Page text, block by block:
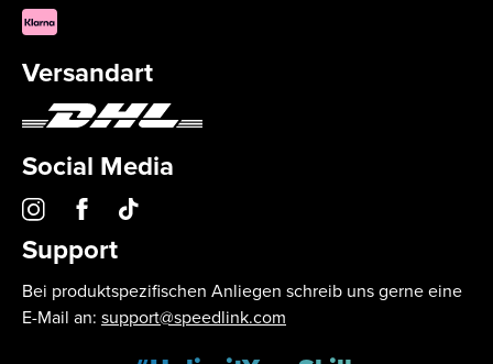
Versandart
Social Media
Support
Bei produktspezifischen Anliegen schreib uns gerne eine
E-Mail an: support@speedlink.com